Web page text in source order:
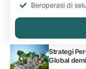
Beroperasi di
Strategi
Global